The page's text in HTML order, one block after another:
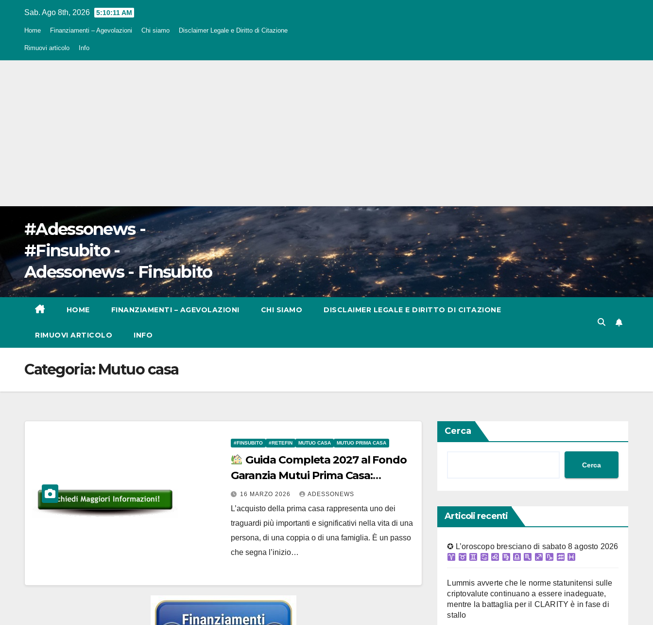
Sab. Ago 8th, 2026 5:10:12 AM
Home Finanziamenti – Agevolazioni Chi siamo Disclaimer Legale e Diritto di Citazione
Rimuovi articolo Info
#Adessonews -
#Finsubito -
Adessonews - Finsubito
HOME FINANZIAMENTI – AGEVOLAZIONI CHI SIAMO DISCLAIMER LEGALE E DIRITTO DI CITAZIONE
RIMUOVI ARTICOLO INFO
Categoria: Mutuo casa
#FINSUBITO #RETEFIN MUTUO CASA MUTUO PRIMA CASA
Guida Completa 2027 al Fondo
Garanzia Mutui Prima Casa:
Requisiti, Agevolazioni e la
Consulenza di Finsubito – #Retefin
– Retefin – #Finsubito – Finsubito –
#Adessonews – #Adessonews –
#Finsubito – Adessonews
16 MARZO 2026 ADESSONEWS
L’acquisto della prima casa rappresenta uno dei
traguardi più importanti e significativi nella vita di una
persona, di una coppia o di una famiglia. È un passo
che segna l’inizio…
Cerca
Cerca
Articoli recenti
✪ L’oroscopo bresciano di sabato 8 agosto 2026
Lummis avverte che le norme statunitensi sulle
criptovalute continuano a essere inadeguate,
mentre la battaglia per il CLARITY è in fase di
stallo